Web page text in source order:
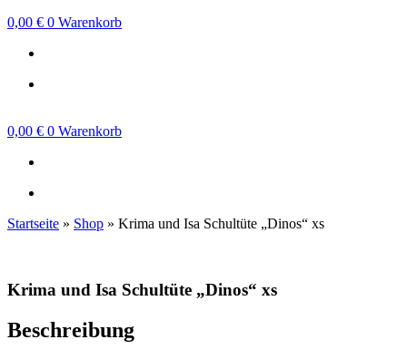
0,00 € 0 Warenkorb
0,00 € 0 Warenkorb
Startseite » Shop » Krima und Isa Schultüte „Dinos“ xs
Krima und Isa Schultüte „Dinos“ xs
Beschreibung